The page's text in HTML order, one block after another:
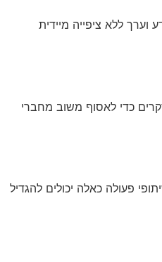
וערך ללא ציפייה מיידית
כדי לאסוף משוב מחברי
פעולה כאלה יכולים להגדיל